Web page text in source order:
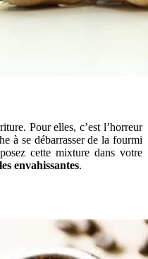
Pour elles, c’est l’horreur
à se débarrasser de la fourmi
cette mixture dans votre
envahissantes.